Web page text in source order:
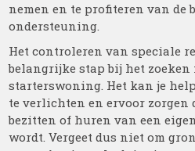
nemen en te profiteren van de
ondersteuning.
Het controleren van speciale
belangrijke stap bij het zoeken
starterswoning. Het kan je
te verlichten en ervoor zorgen
bezitten of huren van een
wordt. Vergeet dus niet om